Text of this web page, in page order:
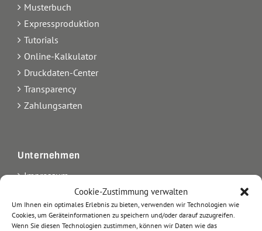
Cookie-Zustimmung verwalten
Um Ihnen ein optimales Erlebnis zu bieten, verwenden wir Technologien wie
Cookies, um Geräteinformationen zu speichern und/oder darauf zuzugreifen.
Wenn Sie diesen Technologien zustimmen, können wir Daten wie das
Musterbuch
Expressproduktion
Tutorials
Online-Kalkulator
Druckdaten-Center
Transparency
Zahlungsarten
Unternehmen
Impressum
Über uns
AGB